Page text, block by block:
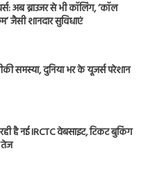
अब ब्राउजर से भी कॉलिंग, ‘कॉल
जैसी शानदार सुविधाएं
समस्या, दुनिया भर के यूजर्स परेशान
है नई IRCTC वेबसाइट, टिकट बुकिंग